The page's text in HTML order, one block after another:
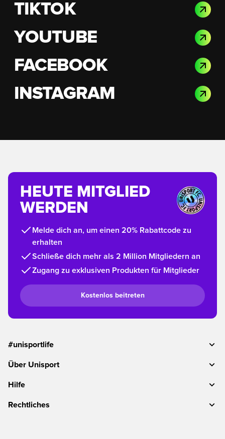
TIKTOK
YOUTUBE
FACEBOOK
INSTAGRAM
HEUTE MITGLIED
WERDEN
Melde dich an, um einen 20% Rabattcode zu
erhalten
Schließe dich mehr als 2 Million Mitgliedern an
Zugang zu exklusiven Produkten für Mitglieder
Kostenlos beitreten
#unisportlife
Über Unisport
Hilfe
Rechtliches